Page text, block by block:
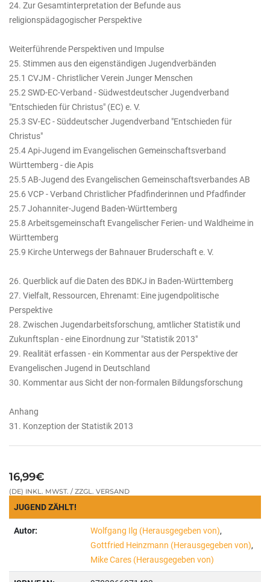
24. Zur Gesamtinterpretation der Befunde aus
religionspädagogischer Perspektive
Weiterführende Perspektiven und Impulse
25. Stimmen aus den eigenständigen Jugendverbänden
25.1 CVJM - Christlicher Verein Junger Menschen
25.2 SWD-EC-Verband - Südwestdeutscher Jugendverband
"Entschieden für Christus" (EC) e. V.
25.3 SV-EC - Süddeutscher Jugendverband "Entschieden für
Christus"
25.4 Api-Jugend im Evangelischen Gemeinschaftsverband
Württemberg - die Apis
25.5 AB-Jugend des Evangelischen Gemeinschaftsverbandes AB
25.6 VCP - Verband Christlicher Pfadfinderinnen und Pfadfinder
25.7 Johanniter-Jugend Baden-Württemberg
25.8 Arbeitsgemeinschaft Evangelischer Ferien- und Waldheime in
Württemberg
25.9 Kirche Unterwegs der Bahnauer Bruderschaft e. V.
26. Querblick auf die Daten des BDKJ in Baden-Württemberg
27. Vielfalt, Ressourcen, Ehrenamt: Eine jugendpolitische
Perspektive
28. Zwischen Jugendarbeitsforschung, amtlicher Statistik und
Zukunftsplan - eine Einordnung zur "Statistik 2013"
29. Realität erfassen - ein Kommentar aus der Perspektive der
Evangelischen Jugend in Deutschland
30. Kommentar aus Sicht der non-formalen Bildungsforschung
Anhang
31. Konzeption der Statistik 2013
16,99€
(DE) INKL. MWST. / ZZGL. VERSAND
JUGEND ZÄHLT!
Autor: Wolfgang Ilg (Herausgegeben von),
Gottfried Heinzmann (Herausgegeben von),
Mike Cares (Herausgegeben von)